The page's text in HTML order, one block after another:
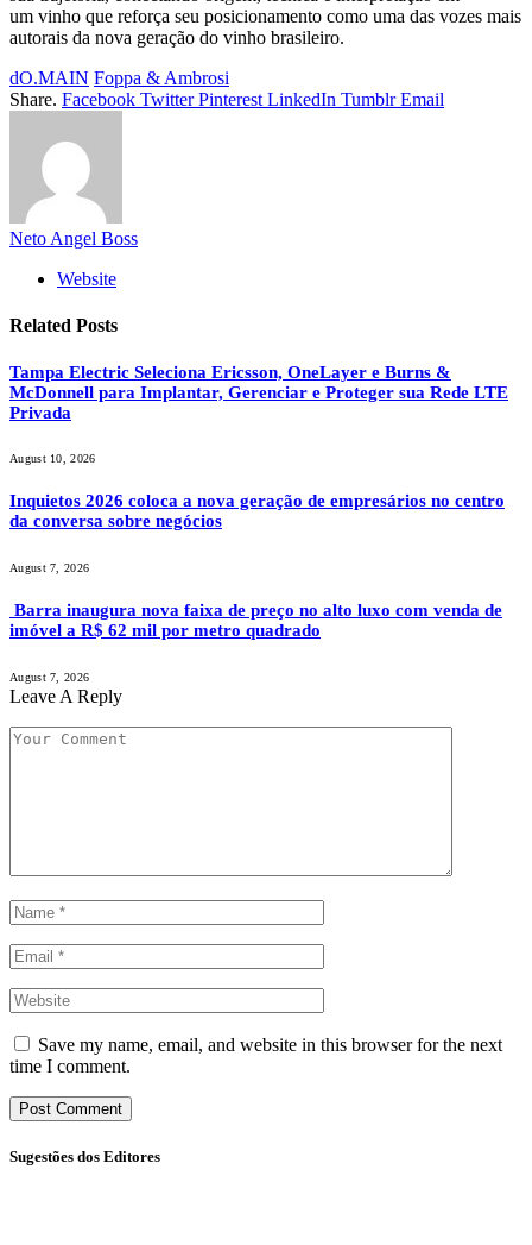
um vinho que reforça seu posicionamento como uma das vozes mais
autorais da nova geração do vinho brasileiro.
dO.MAIN Foppa & Ambrosi
Share. Facebook Twitter Pinterest LinkedIn Tumblr Email
Neto Angel Boss
Website
Related Posts
Tampa Electric Seleciona Ericsson, OneLayer e Burns &
McDonnell para Implantar, Gerenciar e Proteger sua Rede LTE
Privada
August 10, 2026
Inquietos 2026 coloca a nova geração de empresários no centro
da conversa sobre negócios
August 7, 2026
Barra inaugura nova faixa de preço no alto luxo com venda de
imóvel a R$ 62 mil por metro quadrado
August 7, 2026
Leave A Reply
Save my name, email, and website in this browser for the next
time I comment.
Sugestões dos Editores